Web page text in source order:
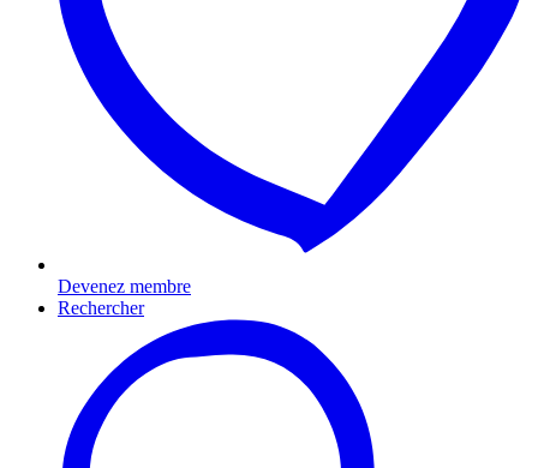
Devenez membre
Rechercher